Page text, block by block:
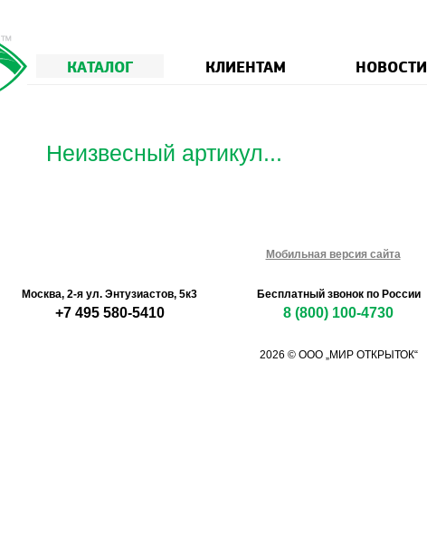
КАТАЛОГ КЛИЕНТАМ НОВОСТИ
Неизвесный артикул...
Мобильная версия сайта
Москва, 2-я ул. Энтузиастов, 5к3
+7 495 580-5410
Бесплатный звонок по России
8 (800) 100-4730
2026 © ООО „МИР ОТКРЫТОК“